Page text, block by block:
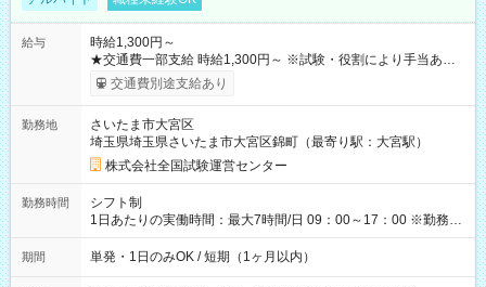
給与
時給1,300円～
★交通費一部支給 時給1,300円～ ※試験・役割により手当あり
※勤務回数により昇給あり 【即給（前払い）オプションあ
り！】 希望される場合、勤務から1週間ほどで給与の一部を受け
例】 ・河合塾模擬試験 8:30～17:30（休憩1時間） 時給1,300円
×8時間＝日収10,400円＋交通費 ※当日の役割により時給＋100
円の場合あり ・国家試験 7:00～13:30（休憩なし） 時給1,300
円（役割手当＋100円）×6時間＝日収8,400円＋交通費 【試用期
間】試用期間なし
交通費別途支給あり
勤務地
さいたま市大宮区
埼玉県埼玉県さいたま市大宮区錦町（最寄り駅：大宮駅）
株式会社全国試験運営センター
勤務時間
シフト制
1日あたりの実働時間：最大7時間/日 09：00～17：00 ※勤務時
間は 試験により異なります。
期間 単発・1日のみOK / 短期（1ヶ月以内）